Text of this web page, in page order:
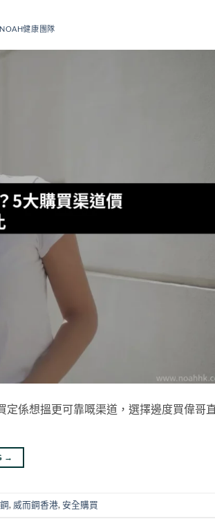
NOAH健康團隊
係想搵更可靠嘅渠道，選擇邊度買偉哥
→
, 威而鋼香港,安全購買